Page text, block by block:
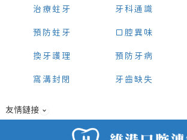
治療蛀牙
預防蛀牙
換牙護理
窩溝封閉
牙科通識
口腔異味
預防牙病
牙齒缺失
友情鏈接